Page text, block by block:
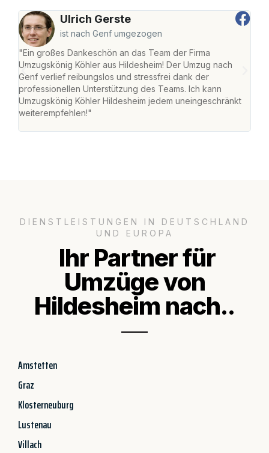
Ulrich Gerste
ist nach Genf umgezogen
"Ein großes Dankeschön an das Team der Firma
Umzugskönig Köhler aus Hildesheim! Der Umzug nach
Genf verlief reibungslos und stressfrei dank der
professionellen Unterstützung des Teams. Ich kann
Umzugskönig Köhler Hildesheim jedem uneingeschränkt
weiterempfehlen!"
DIENSTLEISTUNGEN IN DEUTSCHLAND
UND EUROPA
Ihr Partner für
Umzüge von
Hildesheim nach..
Amstetten
Graz
Klosterneuburg
Lustenau
Villach